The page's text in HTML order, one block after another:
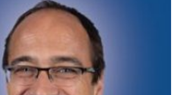
Kimbrough, APN
Medicina Familiar